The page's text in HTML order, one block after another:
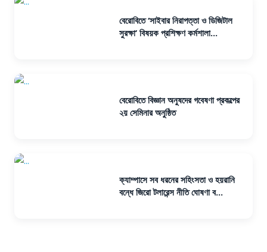
বেরোবিতে ‘সাইবার নিরাপত্তা ও ডিজিটাল
সুরক্ষা’ বিষয়ক প্রশিক্ষণ কর্মশালা...
বেরোবিতে বিজ্ঞান অনুষদের গবেষণা প্রকল্পের
২য় সেমিনার অনুষ্ঠিত
ক্যাম্পাসে সব ধরনের সহিংসতা ও হয়রানি
বন্ধে জিরো টলারেন্স নীতি ঘোষণা ব...